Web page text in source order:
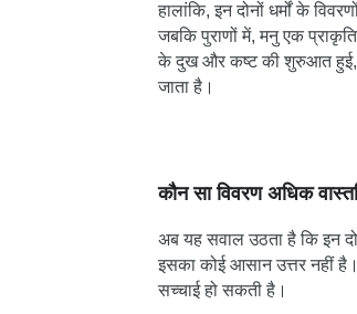
हालांकि, इन दोनों धर्मों के
जबकि पुराणों में, मनु एक
के दुख और कष्ट की शुरुआत हुई,
जाता है।
कौन सा विवरण अधिक
अब यह सवाल उठता है कि इन
इसका कोई आसान उत्तर नहीं
सच्चाई हो सकती है।